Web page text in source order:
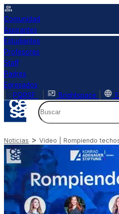
Comunidad
Aspirantes
Estudiantes
Profesores
Staff
Padres
Egresados
PQRSF Brightspace
Noticias > Video | Rompiendo